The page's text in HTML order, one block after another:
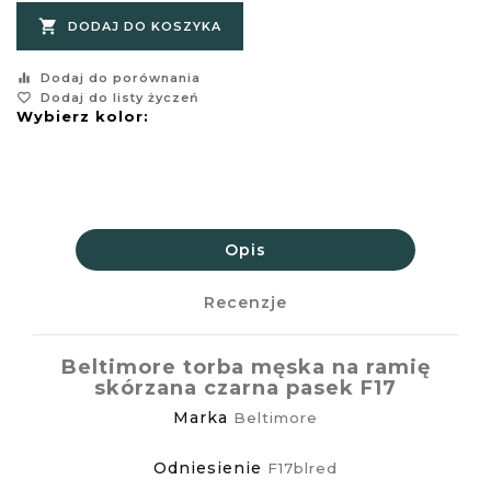
 DODAJ DO KOSZYKA
equalizer
Dodaj do porównania
favorite_border
Dodaj do listy życzeń
Wybierz kolor:
Opis
Recenzje
Beltimore torba męska na ramię
skórzana czarna pasek F17
Marka Beltimore
Odniesienie F17blred